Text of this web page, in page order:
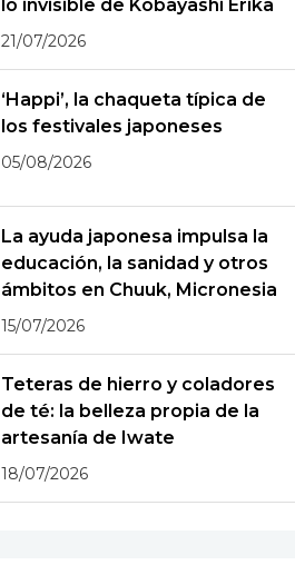
lo invisible de Kobayashi Erika
21/07/2026
‘Happi’, la chaqueta típica de
los festivales japoneses
05/08/2026
La ayuda japonesa impulsa la
educación, la sanidad y otros
ámbitos en Chuuk, Micronesia
15/07/2026
Teteras de hierro y coladores
de té: la belleza propia de la
artesanía de Iwate
18/07/2026